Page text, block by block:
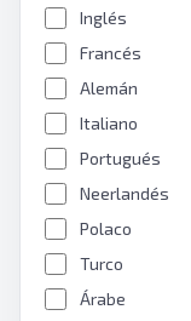
Inglés
Francés
Alemán
Italiano
Portugués
Neerlandés
Polaco
Turco
Árabe